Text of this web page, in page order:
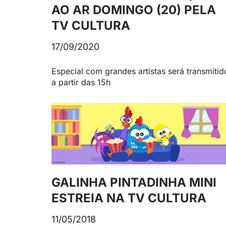
AO AR DOMINGO (20) PELA
TV CULTURA
17/09/2020
Especial com grandes artistas será
a partir das 15h
GALINHA PINTADINHA MINI
ESTREIA NA TV CULTURA
11/05/2018